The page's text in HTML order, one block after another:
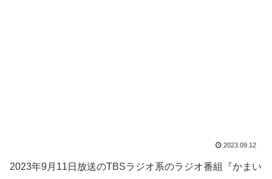
2023.09.12
2023年9月11日放送のTBSラジオ系のラジオ番組『かまい